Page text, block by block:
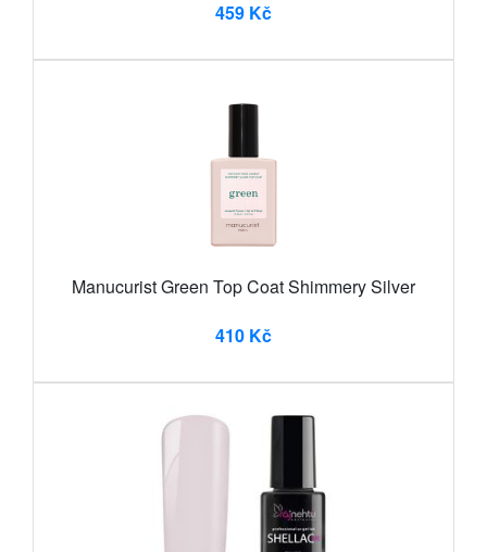
459 Kč
Manucurist Green Top Coat Shimmery Silver
410 Kč